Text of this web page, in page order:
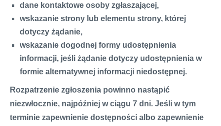
dane kontaktowe osoby zgłaszającej,
wskazanie strony lub elementu strony, której
dotyczy żądanie,
wskazanie dogodnej formy udostępnienia
informacji, jeśli żądanie dotyczy udostępnienia w
formie alternatywnej informacji niedostępnej.
Rozpatrzenie zgłoszenia powinno nastąpić
niezwłocznie, najpóźniej w ciągu 7 dni. Jeśli w tym
terminie zapewnienie dostępności albo zapewnienie